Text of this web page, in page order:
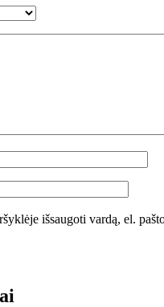
išsaugoti vardą, el.